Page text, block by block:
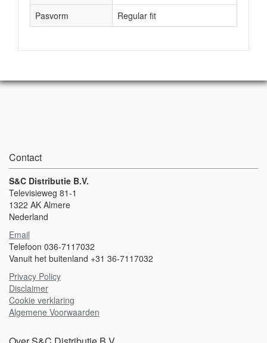
Pasvorm
Regular fit
Contact
S&C Distributie B.V.
Televisieweg 81-1
1322 AK Almere
Nederland
Email
Telefoon 036-7117032
Vanuit het buitenland +31 36-7117032
Privacy Policy
Disclaimer
Cookie verklaring
Algemene Voorwaarden